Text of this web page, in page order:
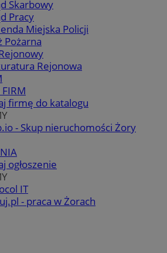
Skarbowy
Pracy
Miejska Policji
Pożarna
Rejonowa
FIRM
firmę do katalogu
- Skup nieruchomości Żory
ogłoszenie
IT
- praca w Żorach